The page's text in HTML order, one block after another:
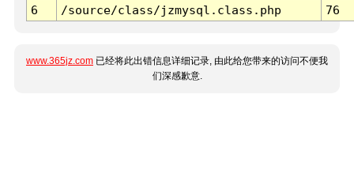
6
/source/class/jzmysql.class.php 76
www.365jz.com 已经将此出错信息详细记录, 由此给您带来的访问不便我
们深感歉意.